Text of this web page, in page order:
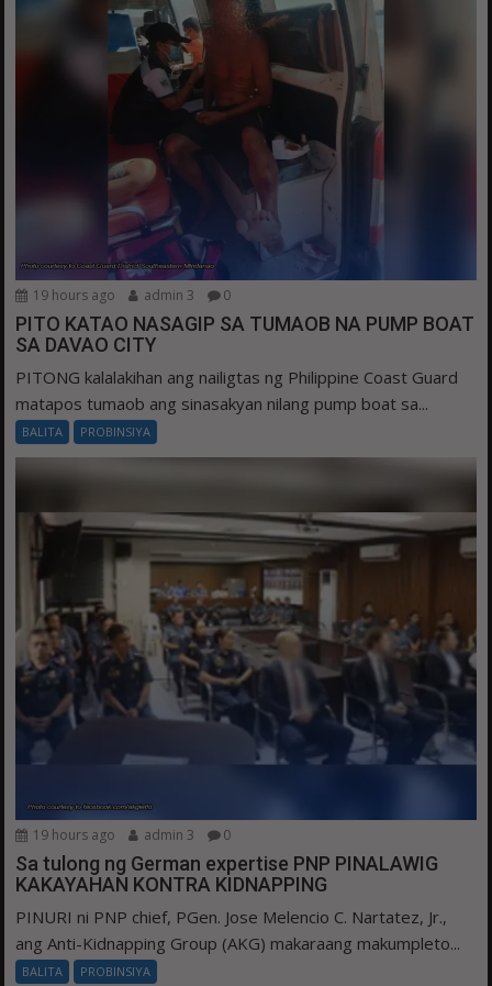
19 hours ago admin 3 0
PITO KATAO NASAGIP SA TUMAOB NA PUMP BOAT
SA DAVAO CITY
PITONG kalalakihan ang nailigtas ng Philippine Coast Guard
matapos tumaob ang sinasakyan nilang pump boat sa...
BALITA PROBINSIYA
19 hours ago admin 3 0
Sa tulong ng German expertise PNP PINALAWIG
KAKAYAHAN KONTRA KIDNAPPING
PINURI ni PNP chief, PGen. Jose Melencio C. Nartatez, Jr.,
ang Anti-Kidnapping Group (AKG) makaraang makumpleto...
BALITA PROBINSIYA